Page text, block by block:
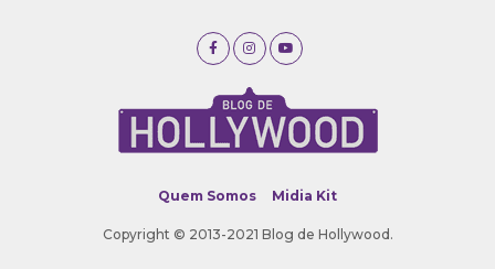
Quem Somos Midia Kit
Copyright © 2013-2021 Blog de Hollywood.